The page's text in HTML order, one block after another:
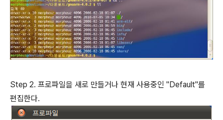
Step 2. 프로파일을 새로 만들거나 현재 사용중인 "Default"를
편집한다.